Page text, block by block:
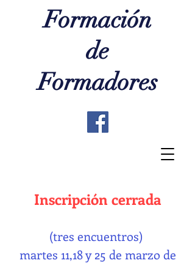
Formación
de
Formadores
Inscripción cerrada
(tres encuentros)
martes 11,18 y 25 de marzo de